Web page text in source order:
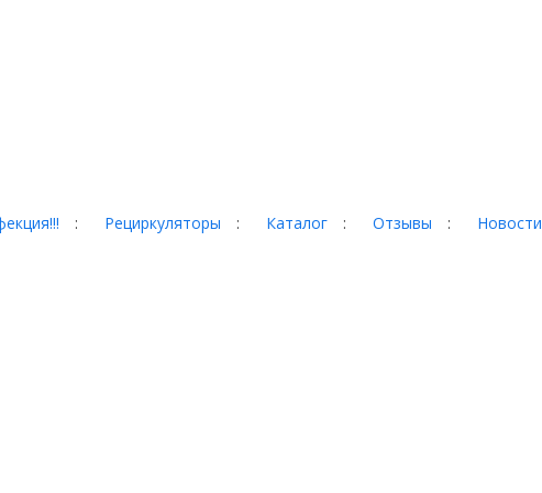
: Рециркуляторы : Каталог : Отзывы : Новости